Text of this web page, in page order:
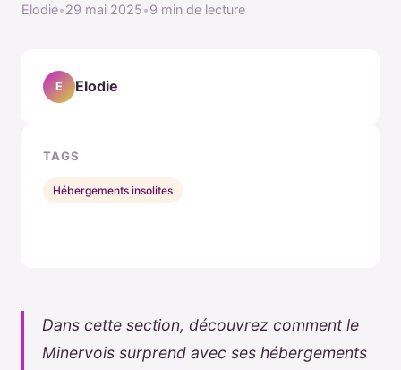
Elodie•29 mai 2025•9 min de lecture
Dans cette section, découvrez comment le
Minervois surprend avec ses hébergements
E Elodie
TAGS
Hébergements insolites